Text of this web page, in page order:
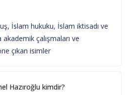
İslam hukuku, İslam iktisadı ve
çalışmaları ve
çıkan isimler
Hazıroğlu kimdir?